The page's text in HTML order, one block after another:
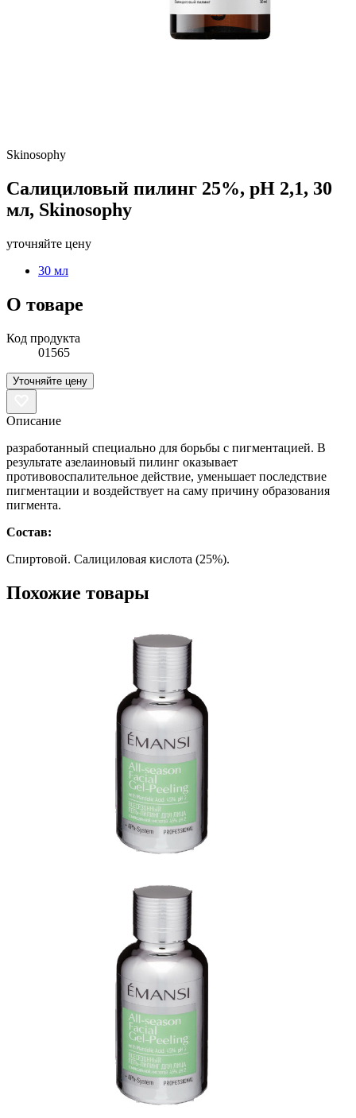
Skinosophy
Салициловый пилинг 25%, pH 2,1, 30
мл, Skinosophy
уточняйте цену
30 мл
О товаре
Код продукта
01565
Уточняйте цену
Описание
разработанный специально для борьбы с пигментацией. В
результате азелаиновый пилинг оказывает
противовоспалительное действие, уменьшает последствие
пигментации и воздействует на саму причину образования
пигмента.
Состав:
Спиртовой. Салициловая кислота (25%).
Похожие товары